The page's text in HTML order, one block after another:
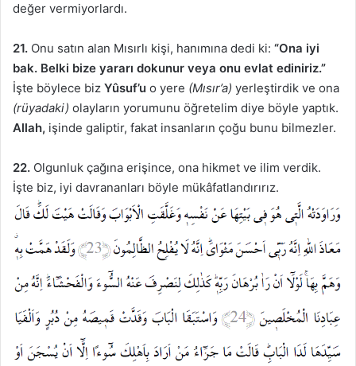
değer vermiyorlardı.
21. Onu satın alan Mısırlı kişi, hanımına dedi ki: “Ona iyi
bak. Belki bize yararı dokunur veya onu evlat ediniriz.”
İşte böylece biz Yûsuf’u o yere (Mısır’a) yerleştirdik ve ona
(rüyadaki) olayların yorumunu öğretelim diye böyle yaptık.
Allah, işinde galiptir, fakat insanların çoğu bunu bilmezler.
22. Olgunluk çağına erişince, ona hikmet ve ilim verdik.
İşte biz, iyi davrananları böyle mükâfatlandırırız.